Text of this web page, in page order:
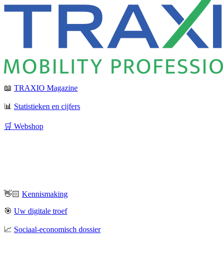
📖 TRAXIO Magazine
📊 Statistieken en cijfers
🛒 Webshop
👋🏻 Kennismaking
🎯 Uw digitale troef
📈 Sociaal-economisch dossier